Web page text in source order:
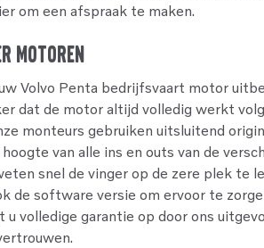
om een afspraak te maken.
Motoren
Volvo Penta bedrijfsvaart motor
dat de motor altijd volledig werkt
monteurs gebruiken uitsluitend
van alle ins en outs van de
snel de vinger op de zere plek te
de software versie om ervoor te
u volledige garantie op door ons